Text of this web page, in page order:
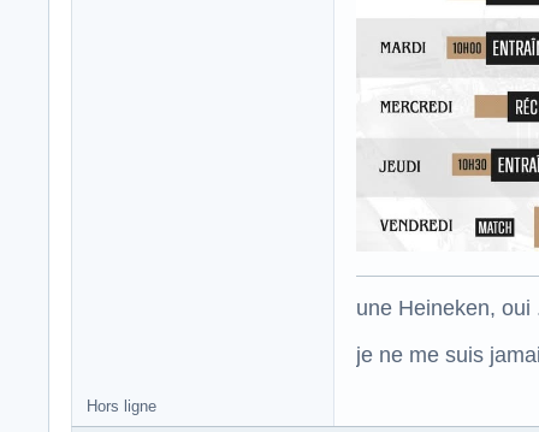
une Heineken,
je ne me suis
Hors ligne